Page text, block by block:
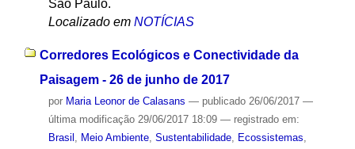
São Paulo.
Localizado em NOTÍCIAS
Corredores Ecológicos e Conectividade da
Paisagem - 26 de junho de 2017
por Maria Leonor de Calasans — publicado26/06/2017 —
última modificação29/06/2017 18:09 — registrado em:
Brasil , Meio Ambiente, Sustentabilidade, Ecossistemas,